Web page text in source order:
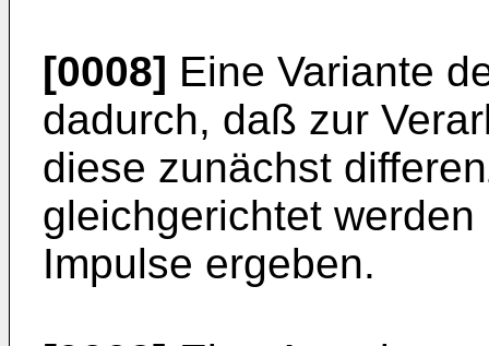
[0008] Eine Variante
dadurch, daß zur
diese zunächst
gleichgerichtet
Impulse ergeben.